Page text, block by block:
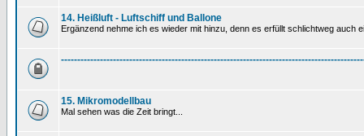
14. Heißluft - Luftschiff und Ballone
Ergänzend nehme ich es wieder mit hinzu, denn es erfüllt schlichtweg auch
15. Mikromodellbau
Mal sehen was die Zeit bringt...